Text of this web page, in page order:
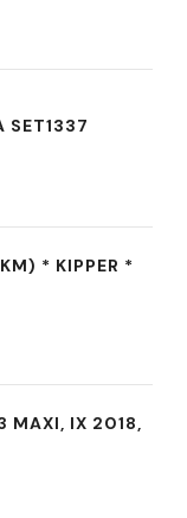
SET1337
* KIPPER *
MAXI, IX 2018,